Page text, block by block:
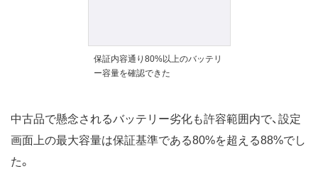
保証内容通り80%以上のバッテリ
ー容量を確認できた
中古品で懸念されるバッテリー劣化も許容範囲内で、設定
画面上の最大容量は保証基準である80%を超える88%でし
た。